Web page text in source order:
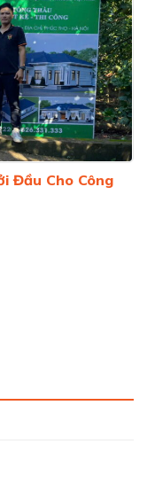
Đầu Cho Công